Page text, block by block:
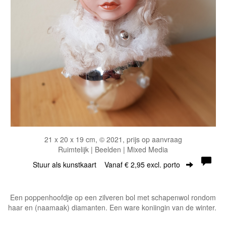
21 x 20 x 19 cm, © 2021, prijs op aanvraag
Ruimtelijk | Beelden | Mixed Media
Stuur als kunstkaart Vanaf € 2,95 excl. porto
Een poppenhoofdje op een zilveren bol met schapenwol rondom
haar en (naamaak) diamanten. Een ware koniingin van de winter.